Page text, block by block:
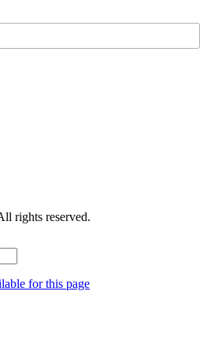
rights reserved.
for this page